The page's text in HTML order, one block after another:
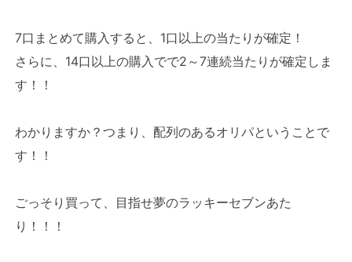
7口まとめて購入すると、1口以上の当たりが確定！
さらに、14口以上の購入でで2～7連続当たりが確定しま
す！！
わかりますか？つまり、配列のあるオリパということで
す！！
ごっそり買って、目指せ夢のラッキーセブンあた
り！！！